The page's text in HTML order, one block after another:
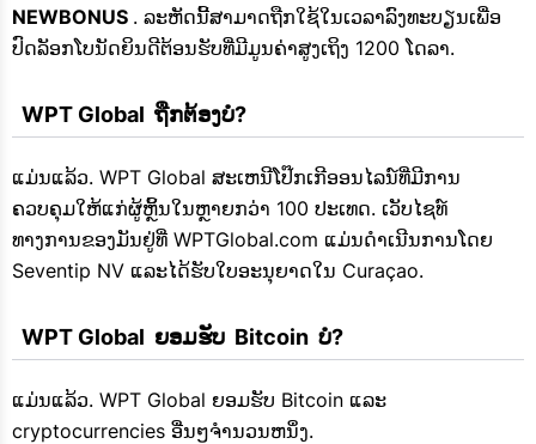
NEWBONUS . ລະຫັດນີ້ສາມາດຖືກໃຊ້ໃນເວລາລົງທະບຽນເພື່ອ
ປົດລັອກໂບນັດຍິນດີຕ້ອນຮັບທີ່ມີມູນຄ່າສູງເຖິງ 1200 ໂດລາ.
  WPT Global  ຖືກຕ້ອງບໍ?
ແມ່ນແລ້ວ. WPT Global ສະເຫນີໂປ໊ກເກີອອນໄລນ໌ທີ່ມີການ
ຄວບຄຸມໃຫ້ແກ່ຜູ້ຫຼິ້ນໃນຫຼາຍກວ່າ 100 ປະເທດ. ເວັບໄຊທ໌
ທາງການຂອງມັນຢູ່ທີ່ WPTGlobal.com ແມ່ນດໍາເນີນການໂດຍ
Seventip NV ແລະໄດ້ຮັບໃບອະນຸຍາດໃນ Curaçao.
  WPT Global  ຍອມຮັບ  Bitcoin  ບໍ?
ແມ່ນແລ້ວ. WPT Global ຍອມຮັບ Bitcoin ແລະ
cryptocurrencies ອື່ນໆຈໍານວນຫນຶ່ງ.